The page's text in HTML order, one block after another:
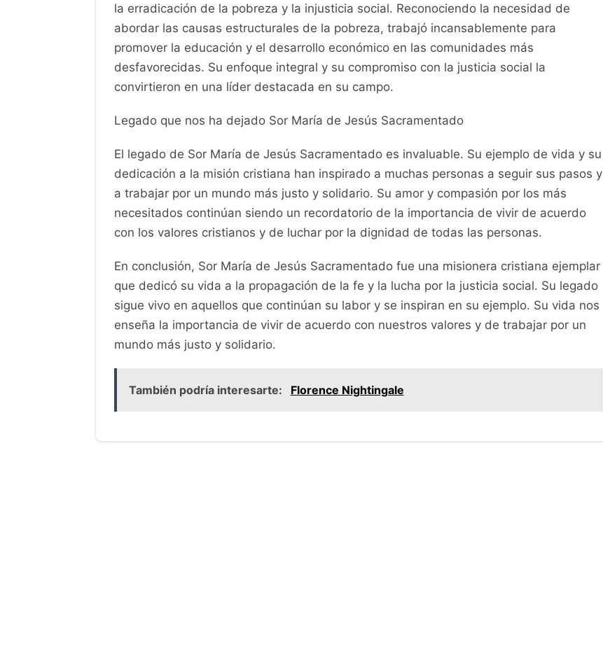
la erradicación de la pobreza y la injusticia social. Reconociendo la necesidad de
abordar las causas estructurales de la pobreza, trabajó incansablemente para
promover la educación y el desarrollo económico en las comunidades más
desfavorecidas. Su enfoque integral y su compromiso con la justicia social la
convirtieron en una líder destacada en su campo.
Legado que nos ha dejado Sor María de Jesús Sacramentado
El legado de Sor María de Jesús Sacramentado es invaluable. Su ejemplo de vida y su
dedicación a la misión cristiana han inspirado a muchas personas a seguir sus pasos y
a trabajar por un mundo más justo y solidario. Su amor y compasión por los más
necesitados continúan siendo un recordatorio de la importancia de vivir de acuerdo
con los valores cristianos y de luchar por la dignidad de todas las personas.
En conclusión, Sor María de Jesús Sacramentado fue una misionera cristiana ejemplar
que dedicó su vida a la propagación de la fe y la lucha por la justicia social. Su legado
sigue vivo en aquellos que continúan su labor y se inspiran en su ejemplo. Su vida nos
enseña la importancia de vivir de acuerdo con nuestros valores y de trabajar por un
mundo más justo y solidario.
También podría interesarte: Florence Nightingale